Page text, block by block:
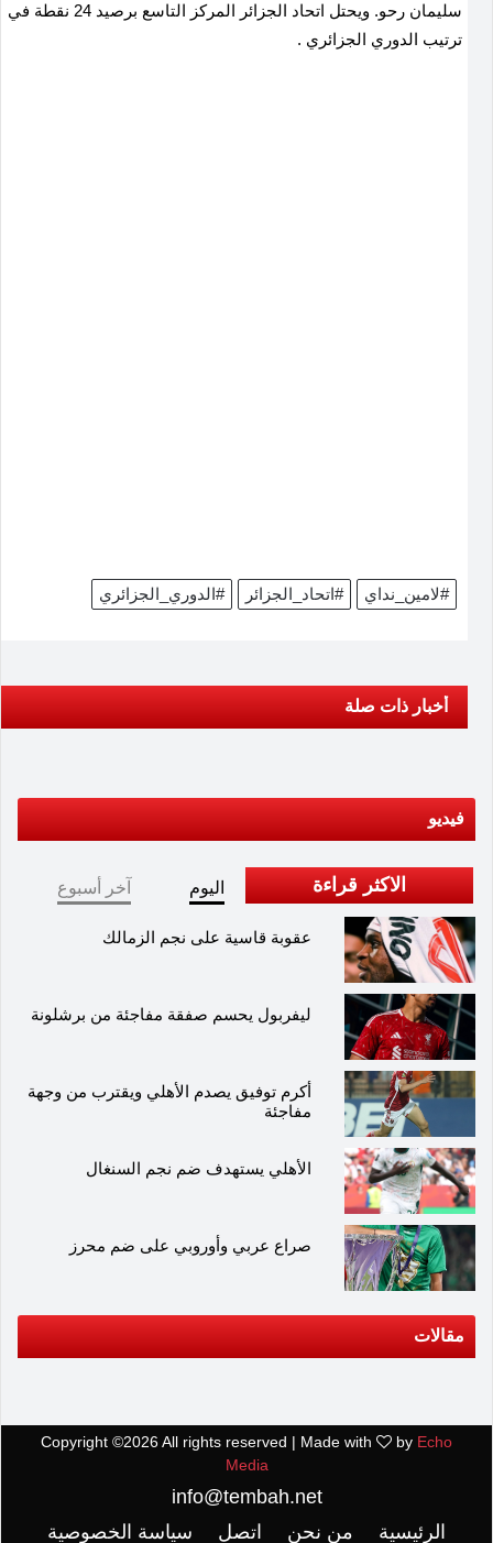
سليمان رحو. ويحتل اتحاد الجزائر المركز التاسع برصيد 24 نقطة في
ترتيب الدوري الجزائري .
#الدوري_الجزائري #اتحاد_الجزائر #لامين_نداي
أخبار ذات صلة
فيديو
الاكثر قراءة اليوم آخر أسبوع
عقوبة قاسية على نجم الزمالك
ليفربول يحسم صفقة مفاجئة من برشلونة
أكرم توفيق يصدم الأهلي ويقترب من وجهة
مفاجئة
الأهلي يستهدف ضم نجم السنغال
صراع عربي وأوروبي على ضم محرز
مقالات
Copyright ©2026 All rights reserved | Made with by Echo
Media
info@tembah.net
الرئيسية
من نحن اتصل سياسة الخصوصية